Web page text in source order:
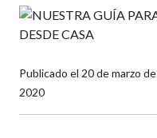
Publicado el 20 de marzo de
2020